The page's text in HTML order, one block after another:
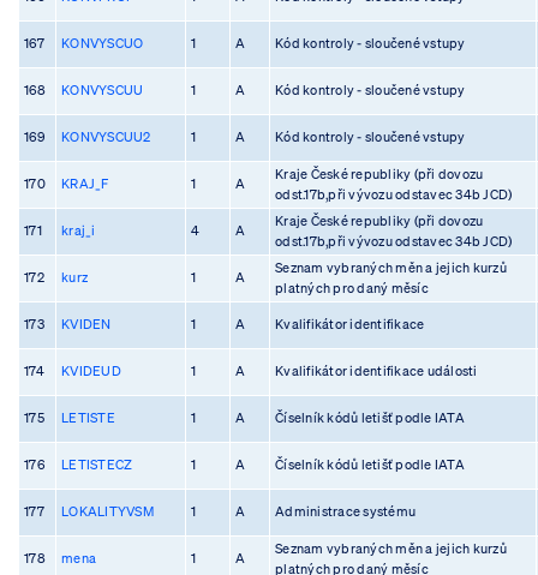
167 KONVYSCUO 1 A Kód kontroly - sloučené vstupy
168 KONVYSCUU 1 A Kód kontroly - sloučené vstupy
169 KONVYSCUU2 1 A Kód kontroly - sloučené vstupy
170 KRAJ_F 1 A
Kraje České republiky (při dovozu
odst.17b,při vývozu odstavec 34b JCD)
171 kraj_i 4 A
Kraje České republiky (při dovozu
odst.17b,při vývozu odstavec 34b JCD)
172 kurz 1 A
Seznam vybraných měn a jejich kurzů
platných pro daný měsíc
173 KVIDEN 1 A Kvalifikátor identifikace
174 KVIDEUD 1 A Kvalifikátor identifikace události
175 LETISTE 1 A Číselník kódů letišť podle IATA
176 LETISTECZ 1 A Číselník kódů letišť podle IATA
177 LOKALITYVSM 1 A Administrace systému
178 mena 1 A
Seznam vybraných měn a jejich kurzů
platných pro daný měsíc